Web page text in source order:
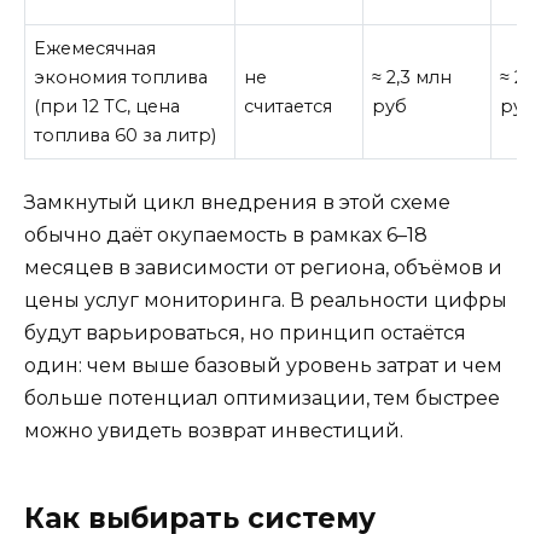
Ежемесячная
экономия топлива
(при 12 ТС, цена
топлива 60 за литр)
не
считается
≈ 2,3 млн
руб
≈
руб
Замкнутый цикл внедрения в этой схеме
обычно даёт окупаемость в рамках 6–18
месяцев в зависимости от региона, объёмов и
цены услуг мониторинга. В реальности цифры
будут варьироваться, но принцип остаётся
один: чем выше базовый уровень затрат и чем
больше потенциал оптимизации, тем быстрее
можно увидеть возврат инвестиций.
Как выбирать систему